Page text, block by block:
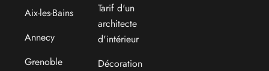
Aix-les-Bains
Annecy
Grenoble
Tarif d'un
architecte
d'intérieur
Décoration